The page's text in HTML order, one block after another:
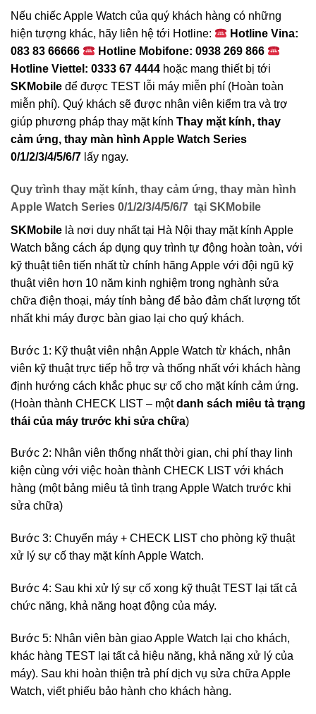
Nếu chiếc Apple Watch của quý khách hàng có những
hiện tượng khác, hãy liên hệ tới Hotline:
Hotline Vina:
083 83 66666
Hotline Mobifone: 0938 269 866
Hotline Viettel: 0333 67 4444 hoặc mang thiết bị tới
SKMobile để được TEST lỗi máy miễn phí (Hoàn toàn
miễn phí). Quý khách sẽ được nhân viên kiểm tra và trợ
giúp phương pháp thay mặt kính Thay mặt kính, thay
cảm ứng, thay màn hình Apple Watch Series
0/1/2/3/4/5/6/7 lấy ngay.
Quy trình thay mặt kính, thay cảm ứng, thay màn hình
Apple Watch Series 0/1/2/3/4/5/6/7 tại SKMobile
SKMobile là nơi duy nhất tại Hà Nội thay mặt kính Apple
Watch bằng cách áp dụng quy trình tự động hoàn toàn, với
kỹ thuật tiên tiến nhất từ chính hãng Apple với đội ngũ kỹ
thuật viên hơn 10 năm kinh nghiệm trong nghành sửa
chữa điện thoại, máy tính bảng để bảo đảm chất lượng tốt
nhất khi máy được bàn giao lại cho quý khách.
Bước 1: Kỹ thuật viên nhận Apple Watch từ khách, nhân
viên kỹ thuật trực tiếp hỗ trợ và thống nhất với khách hàng
định hướng cách khắc phục sự cố cho mặt kính cảm ứng.
(Hoàn thành CHECK LIST – mộtdanh sách miêu tả trạng
thái của máy trước khi sửa chữa)
Bước 2: Nhân viên thống nhất thời gian, chi phí thay linh
kiện cùng với việc hoàn thành CHECK LIST với khách
hàng (một bảng miêu tả tình trạng Apple Watch trước khi
sửa chữa)
Bước 3: Chuyển máy + CHECK LIST cho phòng kỹ thuật
xử lý sự cố thay mặt kính Apple Watch.
Bước 4: Sau khi xử lý sự cố xong kỹ thuật TEST lại tất cả
chức năng, khả năng hoạt động của máy.
Bước 5: Nhân viên bàn giao Apple Watch lại cho khách,
khác hàng TEST lại tất cả hiệu năng, khả năng xử lý của
máy). Sau khi hoàn thiện trả phí dịch vụ sửa chữa Apple
Watch, viết phiếu bảo hành cho khách hàng.